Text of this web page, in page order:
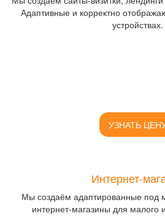
Адаптивные и корректно
устройствах.
УЗНАТЬ
Интернет-
Мы создаём адаптированные под
интернет-магазины для малого